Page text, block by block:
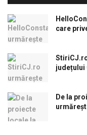
care
județului
De la